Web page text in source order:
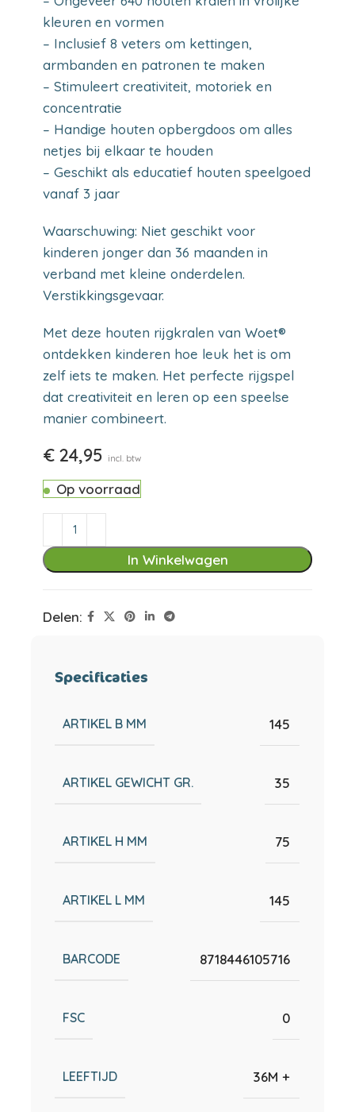
kleuren en vormen
– Inclusief 8 veters om kettingen,
armbanden en patronen te maken
– Stimuleert creativiteit, motoriek en
concentratie
– Handige houten opbergdoos om alles
netjes bij elkaar te houden
– Geschikt als educatief houten speelgoed
vanaf 3 jaar
Waarschuwing: Niet geschikt voor
kinderen jonger dan 36 maanden in
verband met kleine onderdelen.
Verstikkingsgevaar.
Met deze houten rijgkralen van Woet®
ontdekken kinderen hoe leuk het is om
zelf iets te maken. Het perfecte rijgspel
dat creativiteit en leren op een speelse
manier combineert.
€ 24,95 incl. btw
Op voorraad
In Winkelwagen
Delen:
Specificaties
ARTIKEL B MM 145
ARTIKEL GEWICHT GR. 35
ARTIKEL H MM 75
ARTIKEL L MM 145
BARCODE 8718446105716
FSC 0
LEEFTIJD 36M +